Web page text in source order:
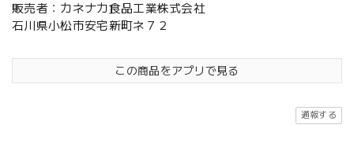
販売者：カネナカ食品工業株式会社
石川県小松市安宅新町ネ７２
この商品をアプリで見る
通報する